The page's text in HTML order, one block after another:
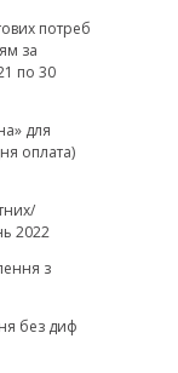
потреб
за
по 30
для
оплата)
2022
з
без диф